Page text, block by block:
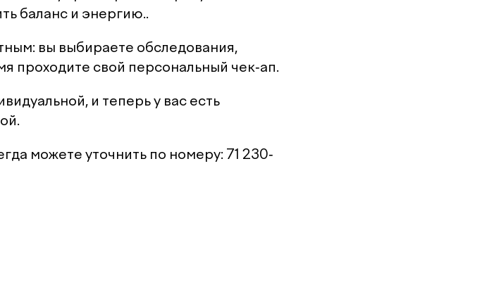
баланс и энергию..
вы выбираете обследования,
проходите свой персональный чек-ап.
и теперь у вас есть
можете уточнить по номеру: 71 230-